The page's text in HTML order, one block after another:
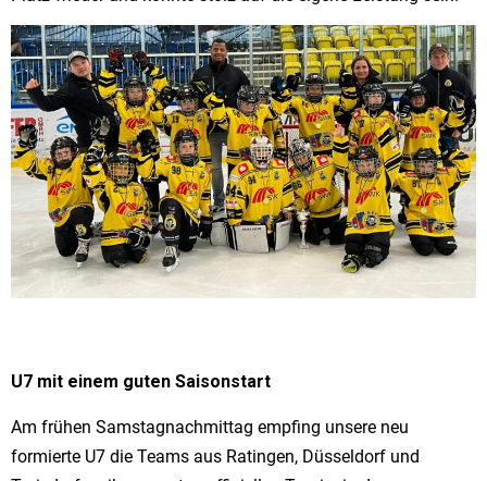
U7 mit einem guten Saisonstart
Am frühen Samstagnachmittag empfing unsere neu
formierte U7 die Teams aus Ratingen, Düsseldorf und